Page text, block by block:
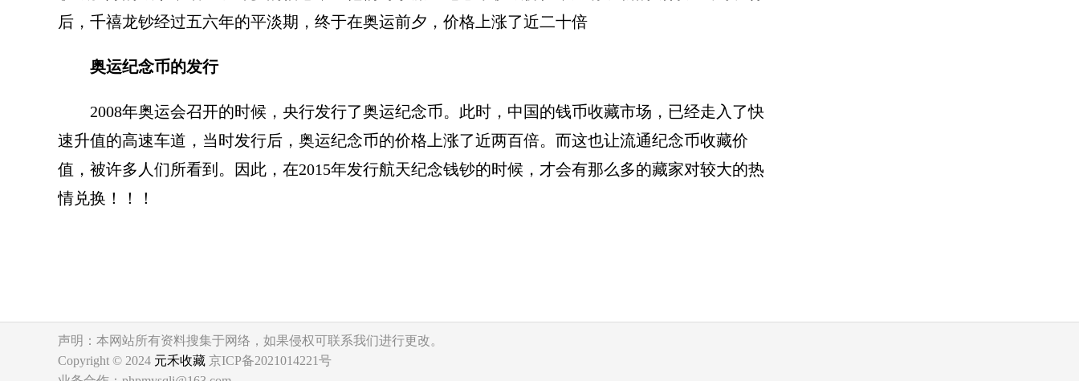
后，千禧龙钞经过五六年的平淡期，终于在奥运前夕，价格上涨了近二十倍
奥运纪念币的发行
2008年奥运会召开的时候，央行发行了奥运纪念币。此时，中国的钱币收藏市场，已经走入了快
速升值的高速车道，当时发行后，奥运纪念币的价格上涨了近两百倍。而这也让流通纪念币收藏价
值，被许多人们所看到。因此，在2015年发行航天纪念钱钞的时候，才会有那么多的藏家对较大的热
情兑换！！！
声明：本网站所有资料搜集于网络，如果侵权可联系我们进行更改。
Copyright © 2024 元禾收藏 京ICP备2021014221号